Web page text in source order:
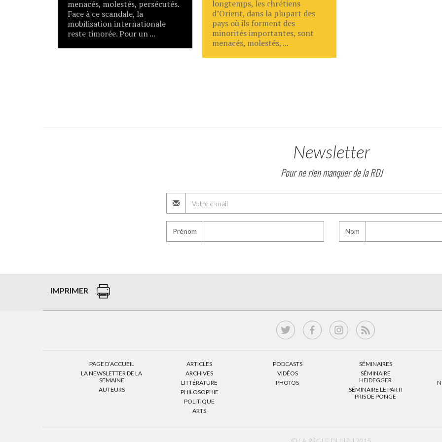
menacés, molestés, persécutés.
Face à ce scandale, la
mobilisation internationale
reste timorée. Pour un ...
longtemps, les chrétiens
d’Orient, dans la plupart des
pays où ils forment des
minorités importantes, sont
menacés, molestés, ...
Newsletter
Pour ne rien manquer de la RDJ
Prénom Nom
IMPRIMER
PAGE D’ACCUEIL
LA NEWSLETTER DE LA
SEMAINE
AUTEURS
ARTICLES
ARCHIVES
LITTÉRATURE
PHILOSOPHIE
POLITIQUE
ARTS
PODCASTS
VIDÉOS
PHOTOS
SÉMINAIRES
SÉMINAIRE
HEIDEGGER
SÉMINAIRE LE PARTI
PRIS DE PONGE